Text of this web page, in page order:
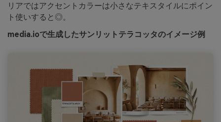
リアではアクセントカラーは小さなテキスタイルにポイン
ト使いすると◎。
media.ioで生成したサンリットテラコッタのイメージ例